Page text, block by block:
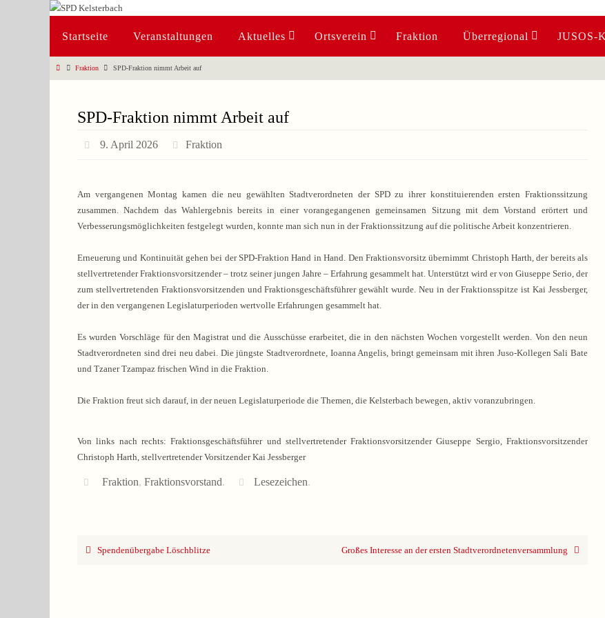
Inhalt
springen
Startseite Veranstaltungen Aktuelles Ortsverein Fraktion Überregional JUSOS-
StartFraktion SPD-Fraktion nimmt Arbeit auf
SPD-Fraktion nimmt Arbeit auf
9. April 2026 Fraktion
Am vergangenen Montag kamen die neu gewählten Stadtverordneten der SPD zu ihrer konstituierenden ersten Fraktionssitzung
zusammen. Nachdem das Wahlergebnis bereits in einer vorangegangenen gemeinsamen Sitzung mit dem Vorstand erörtert und
Verbesserungsmöglichkeiten festgelegt wurden, konnte man sich nun in der Fraktionssitzung auf die politische Arbeit konzentrieren.
Erneuerung und Kontinuität gehen bei der SPD-Fraktion Hand in Hand. Den Fraktionsvorsitz übernimmt Christoph Harth, der bereits als
stellvertretender Fraktionsvorsitzender – trotz seiner jungen Jahre – Erfahrung gesammelt hat. Unterstützt wird er von Giuseppe Serio, der
zum stellvertretenden Fraktionsvorsitzenden und Fraktionsgeschäftsführer gewählt wurde. Neu in der Fraktionsspitze ist Kai Jessberger,
der in den vergangenen Legislaturperioden wertvolle Erfahrungen gesammelt hat.
Es wurden Vorschläge für den Magistrat und die Ausschüsse erarbeitet, die in den nächsten Wochen vorgestellt werden. Von den neun
Stadtverordneten sind drei neu dabei. Die jüngste Stadtverordnete, Ioanna Angelis, bringt gemeinsam mit ihren Juso-Kollegen Sali Bate
und Tzaner Tzampaz frischen Wind in die Fraktion.
Die Fraktion freut sich darauf, in der neuen Legislaturperiode die Themen, die Kelsterbach bewegen, aktiv voranzubringen.
Von links nach rechts: Fraktionsgeschäftsführer und stellvertretender Fraktionsvorsitzender Giuseppe Sergio, Fraktionsvorsitzender
Christoph Harth, stellvertretender Vorsitzender Kai Jessberger
Fraktion, Fraktionsvorstand. Lesezeichen.
Spendenübergabe Löschblitze Großes Interesse an der ersten Stadtverordnetenversammlung